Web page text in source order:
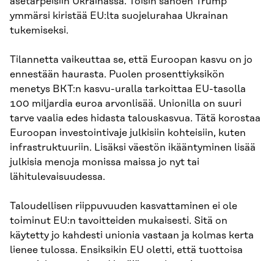
ymmärsi kiristää EU:lta suojelurahaa Ukrainan
tukemiseksi.
Tilannetta vaikeuttaa se, että Euroopan kasvu on jo
ennestään haurasta. Puolen prosenttiyksikön
menetys BKT:n kasvu-uralla tarkoittaa EU-tasolla
100 miljardia euroa arvonlisää. Unionilla on suuri
tarve vaalia edes hidasta talouskasvua. Tätä korostaa
Euroopan investointivaje julkisiin kohteisiin, kuten
infrastruktuuriin. Lisäksi väestön ikääntyminen lisää
julkisia menoja monissa maissa jo nyt tai
lähitulevaisuudessa.
Taloudellisen riippuvuuden kasvattaminen ei ole
toiminut EU:n tavoitteiden mukaisesti. Sitä on
käytetty jo kahdesti unionia vastaan ja kolmas kerta
lienee tulossa. Ensiksikin EU oletti, että tuottoisa